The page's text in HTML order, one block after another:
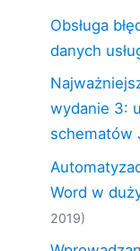
Obsługa
danych
wydanie 3:
schematów
Word w
2019)